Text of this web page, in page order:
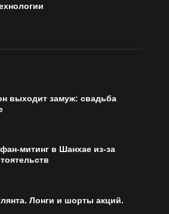
выходит замуж: свадьба
митинг в Шанхае из-за
Лонги и шорты акций.